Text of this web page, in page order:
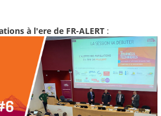
à l'ere de FR-ALERT :